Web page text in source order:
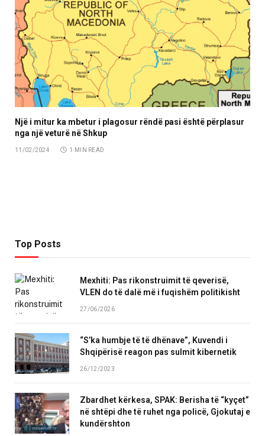
Një i mitur ka mbetur i plagosur rëndë pasi është përplasur
nga një veturë në Shkup
11/02/2024 1 MIN READ
Top Posts
Mexhiti: Pas rikonstruimit të qeverisë,
VLEN do të dalë më i fuqishëm politikisht
27/06/2026
“S’ka humbje të të dhënave”, Kuvendi i
Shqipërisë reagon pas sulmit kibernetik
26/12/2023
Zbardhet kërkesa, SPAK: Berisha të “kyçet”
në shtëpi dhe të ruhet nga policë, Gjokutaj e
kundërshton